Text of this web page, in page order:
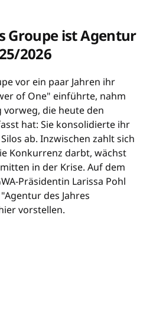
Groupe ist Agentur
2026
vor ein paar Jahren ihr
of One" einführte, nahm
vorweg, die heute den
hat: Sie konsolidierte ihr
ab. Inzwischen zahlt sich
Konkurrenz darbt, wächst
in der Krise. Auf dem
Präsidentin Larissa Pohl
des Jahres
vorstellen.